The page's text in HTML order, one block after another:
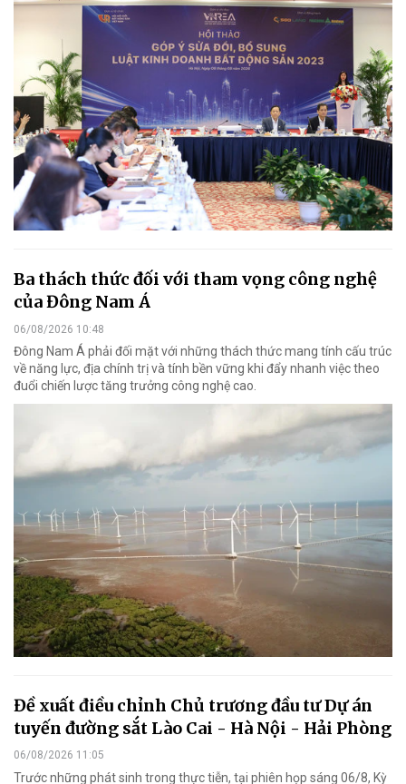
Ba thách thức đối với tham vọng công nghệ
của Đông Nam Á
06/08/2026 10:48
Đông Nam Á phải đối mặt với những thách thức mang tính cấu trúc
về năng lực, địa chính trị và tính bền vững khi đẩy nhanh việc theo
đuổi chiến lược tăng trưởng công nghệ cao.
Đề xuất điều chỉnh Chủ trương đầu tư Dự án
tuyến đường sắt Lào Cai - Hà Nội - Hải Phòng
06/08/2026 11:05
Trước những phát sinh trong thực tiễn, tại phiên họp sáng 06/8, Kỳ